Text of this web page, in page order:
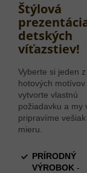
Štýlová
detských
víťazstiev!
Vyberte si jeden
hotových motívov
vytvorte vlastnú
požiadavku a my
pripravíme vešiak
mieru.
PRÍRODNÝ
VÝROBOK -